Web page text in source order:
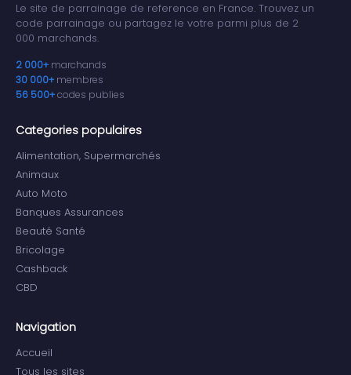
Le site de parrainage de reference en France. Trouvez un
code parrainage ou partagez le votre parmi plus de 2
000 marchands.
2 000+ marchands
30 000+ membres
56 500+codes publies
Categories populaires
Alimentation, Supermarchés
Animaux
Auto Moto
Banques Assurances
Beauté Santé
Bricolage
Cashback
CBD
Navigation
Accueil
Tous les sites